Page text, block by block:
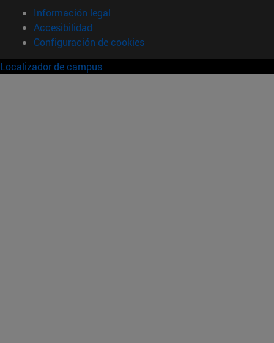
Información legal
Accesibilidad
Configuración de cookies
Localizador de campus